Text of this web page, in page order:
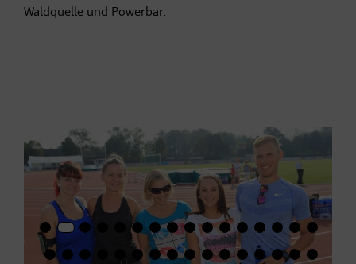
Waldquelle und Powerbar.